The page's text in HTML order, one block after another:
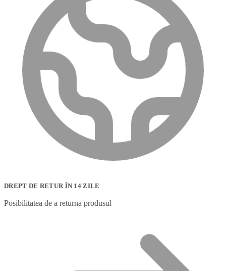
DREPT DE RETUR ÎN 14 ZILE
Posibilitatea de a returna produsul